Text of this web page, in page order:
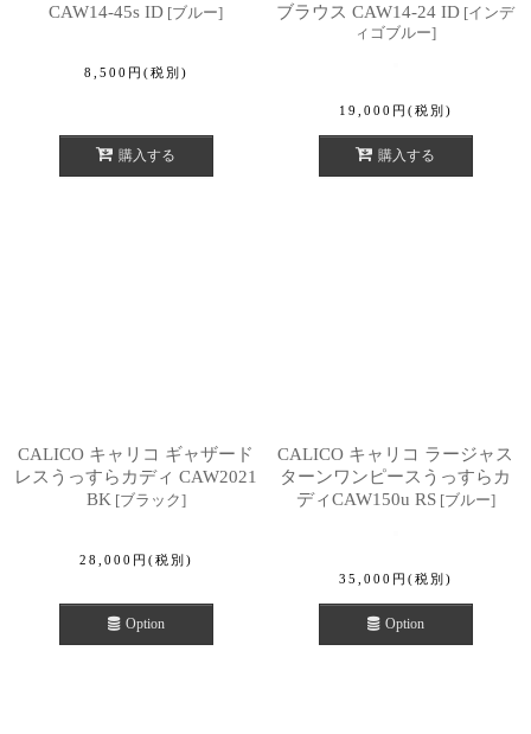
CAW14-45s ID [ブルー]
8,500 円 (税別)
購入する
ブラウス CAW14-24 ID [インデ
ィゴブルー]
19,000 円 (税別)
購入する
CALICO キャリコ ギャザード
レスうっすらカディ CAW2021
BK [ブラック]
28,000 円 (税別)
Option
CALICO キャリコ ラージャス
ターンワンピースうっすらカ
ディCAW150u RS [ブルー]
35,000 円 (税別)
Option